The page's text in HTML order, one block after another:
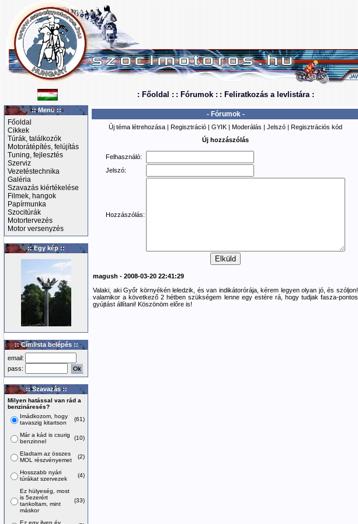
: Főoldal : : Fórumok : : Feliratkozás a levlistára :
:: Menü ::
Főoldal
Cikkek
Túrák, találkozók
Motorátépítés, felújítás
Tuning, fejlesztés
Szerviz
Vezetéstechnika
Galéria
Szavazás kiértékelése
Filmek, hangok
Papírmunka
Szocitúrák
Motortervezés
Motor versenyzés
:: Egy kép ::
:: Címlista belépés ::
email:
pass:
:: Szavazás ::
Milyen hatással van rád a
benzináresés?
Imádkozom, hogy
tavaszig kitartson
(61)
Már a kád is csurig
benzinnel
(10)
Eladtam az összes
MOL részvényemet
(2)
Hosszabb nyári
túrákat szervezek
(4)
Ez hülyeség, most
is 5ezerért
tankoltam, mint
máskor
(33)
Ez egy ilyen év,
- Fórumok -
Új téma létrehozása | Regisztráció | GYIK | Moderálás | Jelszó | Regisztrációs kód
Új hozzászólás
Felhasználó:
Jelszó:
Hozzászólás:
magush - 2008-03-20 22:41:29
Valaki, aki Győr környékén leledzik, és van indikátorórája, kérem legyen olyan jó, és szóljon!
valamikor a következő 2 hétben szükségem lenne egy estére rá, hogy tudjak fasza-pontos
gyújtást állítani! Köszönöm előre is!